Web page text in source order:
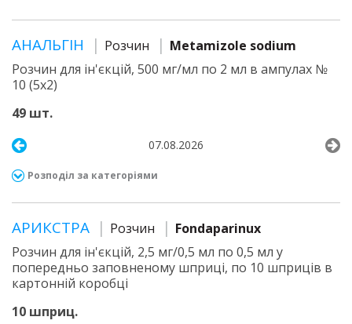
АНАЛЬГІН Розчин
Metamizole sodium
Розчин для ін'єкцій, 500 мг/мл по 2 мл в ампулах №
10 (5х2)
49 шт.
07.08.2026
Розподіл за категоріями
АРИКСТРА Розчин
Fondaparinux
Розчин для ін'єкцій, 2,5 мг/0,5 мл по 0,5 мл у
попередньо заповненому шприці, по 10 шприців в
картонній коробці
10 шприц.